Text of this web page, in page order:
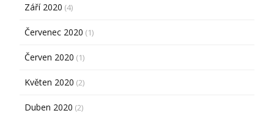
Září 2020 (4)
Červenec 2020 (1)
Červen 2020 (1)
Květen 2020 (2)
Duben 2020 (2)